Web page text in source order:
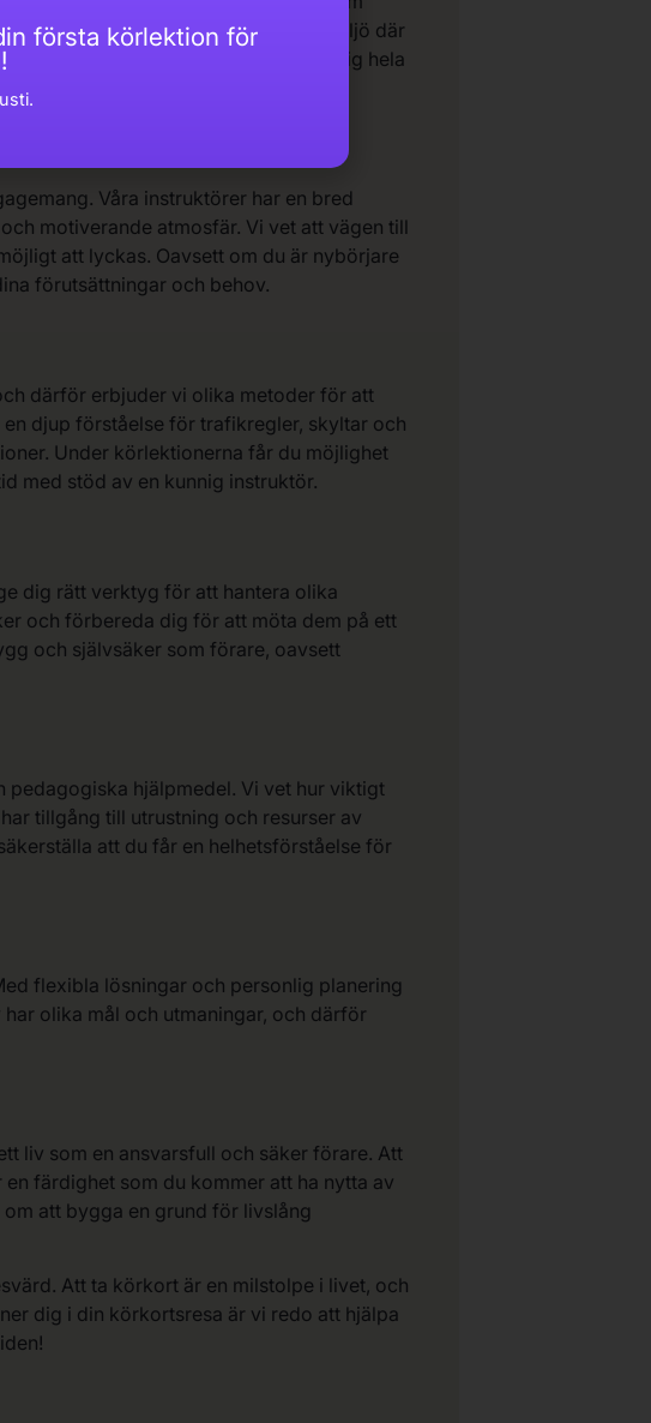
utbildning har vi skapat en miljö där
elev alltid i centrum, och vi är med dig hela
Våra instruktörer har en bred
motiverande atmosfär. Vi vet att vägen till
att lyckas. Oavsett om du är nybörjare
förutsättningar och behov.
därför erbjuder vi olika metoder för att
djup förståelse för trafikregler, skyltar och
Under körlektionerna får du möjlighet
med stöd av en kunnig instruktör.
dig rätt verktyg för att hantera olika
och förbereda dig för att möta dem på ett
och självsäker som förare, oavsett
hjälpmedel. Vi vet hur viktigt
tillgång till utrustning och resurser av
att du får en helhetsförståelse för
flexibla lösningar och personlig planering
olika mål och utmaningar, och därför
liv som en ansvarsfull och säker förare. Att
färdighet som du kommer att ha nytta av
att bygga en grund för livslång
Att ta körkort är en milstolpe i livet, och
dig i din körkortsresa är vi redo att hjälpa
första körlektion för